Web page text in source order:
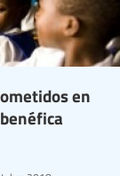
en